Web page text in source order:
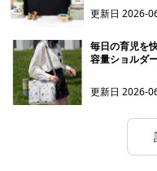
更新日2026-
毎日の育児を
容量ショルダ
更新日2026-